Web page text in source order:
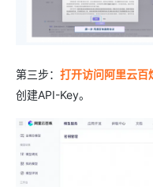
第三步： 打开访问阿里云百
创建API-Key。